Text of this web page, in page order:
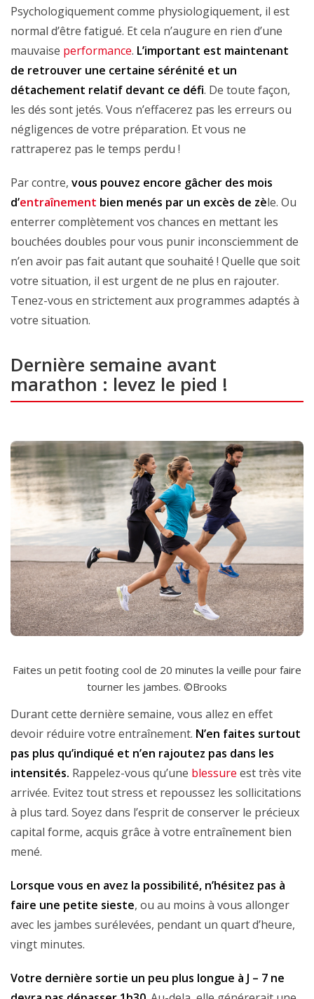
Psychologiquement comme physiologiquement, il est
normal d’être fatigué. Et cela n’augure en rien d’une
mauvaise performance. L’important est maintenant
de retrouver une certaine sérénité et un
détachement relatif devant ce défi. De toute façon,
les dés sont jetés. Vous n’effacerez pas les erreurs ou
négligences de votre préparation. Et vous ne
rattraperez pas le temps perdu !
Par contre, vous pouvez encore gâcher des mois
d’entraînement bien menés par un excès de zèle. Ou
enterrer complètement vos chances en mettant les
bouchées doubles pour vous punir inconsciemment de
n’en avoir pas fait autant que souhaité ! Quelle que soit
votre situation, il est urgent de ne plus en rajouter.
Tenez-vous en strictement aux programmes adaptés à
votre situation.
Dernière semaine avant
marathon : levez le pied !
Faites un petit footing cool de 20 minutes la veille pour faire
tourner les jambes. ©Brooks
Durant cette dernière semaine, vous allez en effet
devoir réduire votre entraînement. N’en faites surtout
pas plus qu’indiqué et n’en rajoutez pas dans les
intensités. Rappelez-vous qu’une blessure est très vite
arrivée. Evitez tout stress et repoussez les sollicitations
à plus tard. Soyez dans l’esprit de conserver le précieux
capital forme, acquis grâce à votre entraînement bien
mené.
Lorsque vous en avez la possibilité, n’hésitez pas à
faire une petite sieste, ou au moins à vous allonger
avec les jambes surélevées, pendant un quart d’heure,
vingt minutes.
Votre dernière sortie un peu plus longue à J – 7 ne